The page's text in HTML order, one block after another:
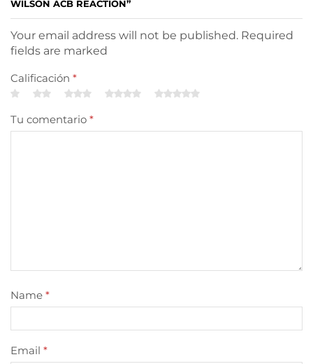
WILSON ACB REACTION”
Your email address will not be published. Required
fields are marked
Calificación *
Tu comentario *
Name *
Email *